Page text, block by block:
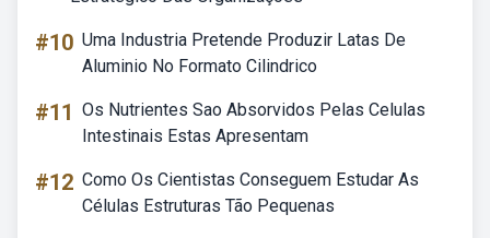
#10 Uma Industria Pretende Produzir Latas De
Aluminio No Formato Cilindrico
#11 Os Nutrientes Sao Absorvidos Pelas Celulas
Intestinais Estas Apresentam
#12 Como Os Cientistas Conseguem Estudar As
Células Estruturas Tão Pequenas